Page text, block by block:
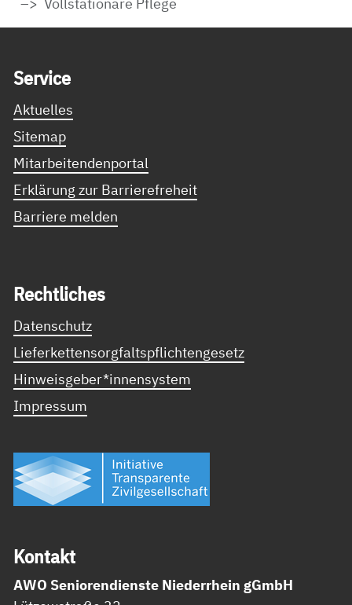
Ser­vice
Aktuelles
Sitemap
Mitarbeitendenportal
Erklärung zur Barrierefreheit
Barriere melden
Recht­li­ches
Datenschutz
Lieferkettensorgfaltspflichtengesetz
Hinweisgeber*innensystem
Impressum
Kon­takt
AWO Seniorendienste Niederrhein gGmbH